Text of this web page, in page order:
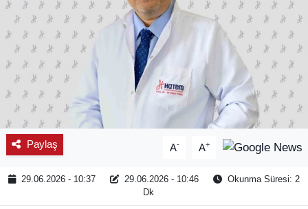
Paylaş A- A+
29.06.2026 - 10:37 29.06.2026 - 10:46
Okunma Süresi: 2
Dk
KADIN
KÜLTÜR SANAT
MAGAZİN